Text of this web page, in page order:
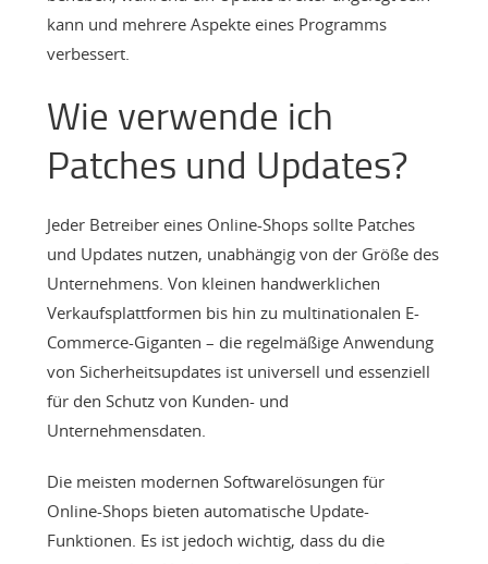
kann und mehrere Aspekte eines Programms
verbessert.
Wie verwende ich
Patches und Updates?
Jeder Betreiber eines Online-Shops sollte Patches
und Updates nutzen, unabhängig von der Größe des
Unternehmens. Von kleinen handwerklichen
Verkaufsplattformen bis hin zu multinationalen E-
Commerce-Giganten – die regelmäßige Anwendung
von Sicherheitsupdates ist universell und essenziell
für den Schutz von Kunden- und
Unternehmensdaten.
Die meisten modernen Softwarelösungen für
Online-Shops bieten automatische Update-
Funktionen. Es ist jedoch wichtig, dass du die